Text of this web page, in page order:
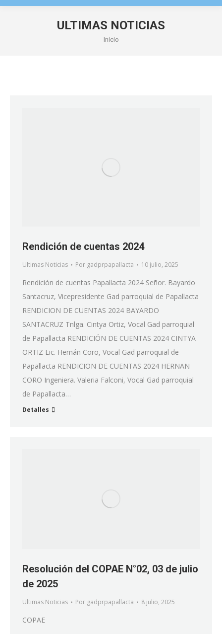
ULTIMAS NOTICIAS
Estás aquí:
Inicio
Rendición de cuentas 2024
Ultimas Noticias Por gadprpapallacta 10 julio, 2025
Rendición de cuentas Papallacta 2024 Señor. Bayardo
Santacruz, Vicepresidente Gad parroquial de Papallacta
RENDICION DE CUENTAS 2024 BAYARDO
SANTACRUZ Tnlga. Cintya Ortiz, Vocal Gad parroquial
de Papallacta RENDICIÓN DE CUENTAS 2024 CINTYA
ORTIZ Lic. Hernán Coro, Vocal Gad parroquial de
Papallacta RENDICION DE CUENTAS 2024 HERNAN
CORO Ingeniera. Valeria Falconi, Vocal Gad parroquial
de Papallacta…
Detalles
Resolución del COPAE N°02, 03 de julio
de 2025
Ultimas Noticias Por gadprpapallacta 8 julio, 2025
COPAE